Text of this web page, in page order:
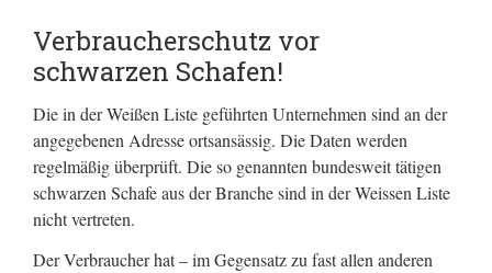
Verbraucherschutz vor
schwarzen Schafen!
Die in der Weißen Liste geführten Unternehmen sind an der
angegebenen Adresse ortsansässig. Die Daten werden
regelmäßig überprüft. Die so genannten bundesweit tätigen
schwarzen Schafe aus der Branche sind in der Weissen Liste
nicht vertreten.
Der Verbraucher hat – im Gegensatz zu fast allen anderen